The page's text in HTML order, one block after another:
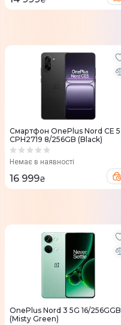
Смартфон OnePlus Nord CE 5
CPH2719 8/256GB (Black)
Немає в наявності
16 999₴
OnePlus Nord 3 5G 16/256GGB
(Misty Green)